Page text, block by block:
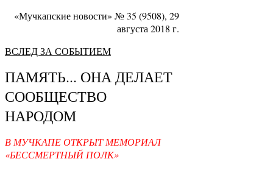
«Мучкапские новости» № 35 (9508), 29
августа 2018 г.
ВСЛЕД ЗА СОБЫТИЕМ
ПАМЯТЬ... ОНА ДЕЛАЕТ
СООБЩЕСТВО
НАРОДОМ
В МУЧКАПЕ ОТКРЫТ МЕМОРИАЛ
«БЕССМЕРТНЫЙ ПОЛК»